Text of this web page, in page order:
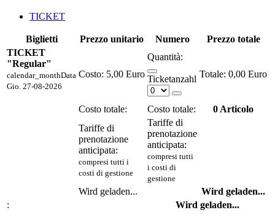
TICKET
Biglietti Prezzo unitario Numero
Prezzo totale
TICKET
"Regular"
calendar_monthData
Gio. 27-08-2026
Costo: 5,00 Euro
Quantità:
Ticketanzahl 0,00 Euro
Costo totale: Costo totale: 0 Articolo
Tariffe di
prenotazione
anticipata:
compresi tutti i
costi di gestione
Tariffe di
prenotazione
anticipata:
compresi tutti
i costi di
gestione
Wird geladen...
Wird geladen...
:
Wird geladen...